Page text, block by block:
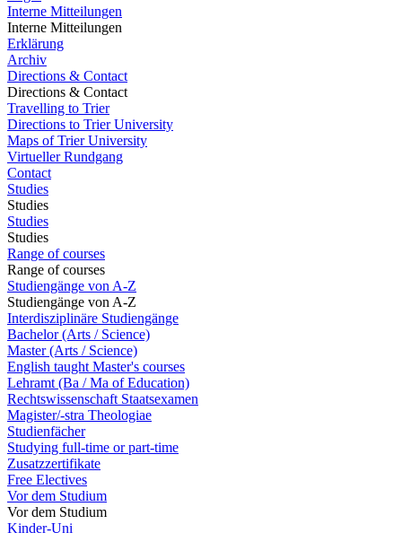
Interne Mitteilungen
Interne Mitteilungen
Erklärung
Archiv
Directions & Contact
Directions & Contact
Travelling to Trier
Directions to Trier University
Maps of Trier University
Virtueller Rundgang
Contact
Studies
Studies
Studies
Studies
Range of courses
Range of courses
Studiengänge von A-Z
Studiengänge von A-Z
Interdisziplinäre Studiengänge
Bachelor (Arts / Science)
Master (Arts / Science)
English taught Master's courses
Lehramt (Ba / Ma of Education)
Rechtswissenschaft Staatsexamen
Magister/-stra Theologiae
Studienfächer
Studying full-time or part-time
Zusatzzertifikate
Free Electives
Vor dem Studium
Vor dem Studium
Kinder-Uni